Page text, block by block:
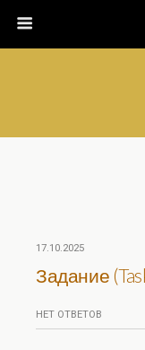
17.10.2025
Задание
НЕТ ОТВЕТОВ